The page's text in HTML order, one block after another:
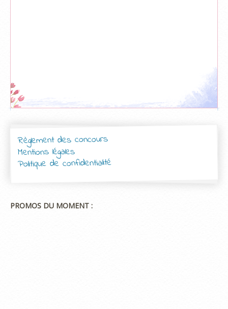
Règlement des concours
Mentions légales
Politique de confidentialité
PROMOS DU MOMENT :